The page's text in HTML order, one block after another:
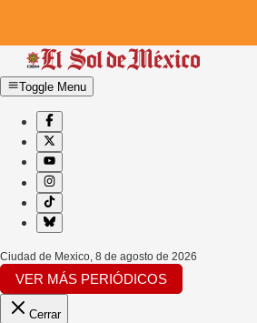
Toggle Menu
Ciudad de Mexico, 8 de agosto de 2026
VER MÁS PERIÓDICOS
Cerrar